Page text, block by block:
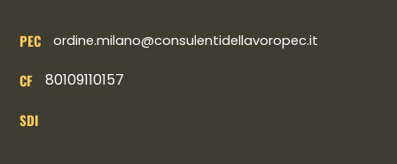
PEC ordine.milano@consulentidellavoropec.it
CF 80109110157
SDI